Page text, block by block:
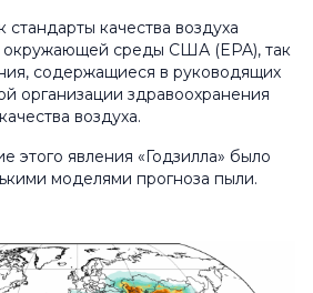
качества воздуха
окружающей среды США (EPA), так
содержащиеся в руководящих
организации здравоохранения
воздуха.
этого явления «Годзилла» было
моделями прогноза пыли.